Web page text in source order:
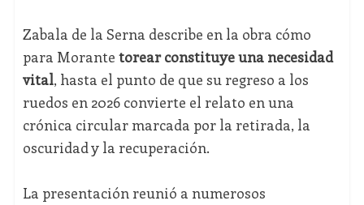
Zabala de la Serna describe en la obra cómo
para Morante torear constituye una necesidad
vital, hasta el punto de que su regreso a los
ruedos en 2026 convierte el relato en una
crónica circular marcada por la retirada, la
oscuridad y la recuperación.
La presentación reunió a numerosos